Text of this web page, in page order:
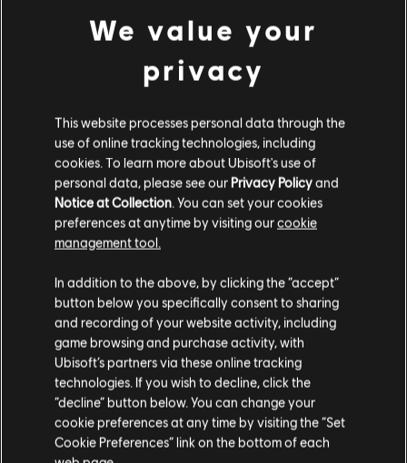
juillet2026
Assassin's Creed Black Flag
Resynced: Matt Ryan Answers
Quick-Fire Questions
REGARDER
1DE16
TOUTES LES NOUVELLES
We value your
privacy
This website processes personal data through the
use of online tracking technologies, including
cookies. To learn more about Ubisoft's use of
personal data, please see our Privacy Policyand
Notice at Collection . You can set your cookies
preferences at anytime by visiting ourcookie
management tool.
In addition to the above, by clicking the “accept”
button below you specifically consent to sharing
and recording of your website activity, including
game browsing and purchase activity, with
Ubisoft’s partners via these online tracking
technologies. If you wish to decline, click the
“decline” button below. You can change your
cookie preferences at any time by visiting the “Set
Cookie Preferences” link on the bottom of each